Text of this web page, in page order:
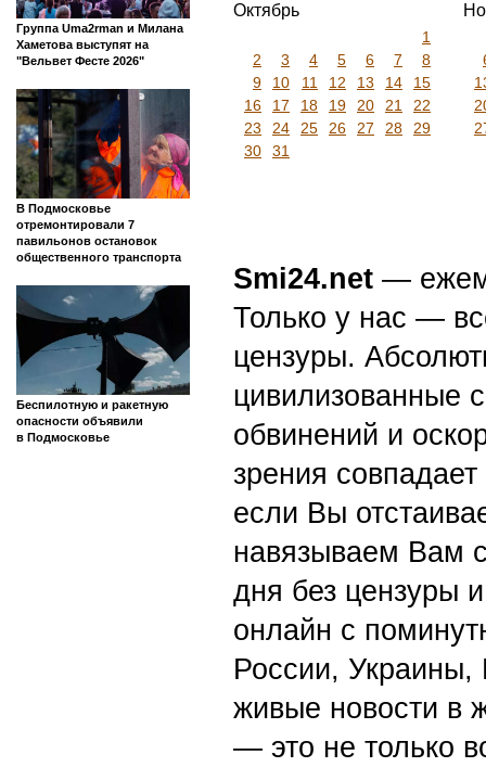
Группа Uma2rman и Милана
Хаметова выступят на
"Вельвет Фесте 2026"
В Подмосковье
отремонтировали 7
павильонов остановок
общественного транспорта
Беспилотную и ракетную
опасности объявили
в Подмосковье
Октябрь
1
2
3 4 5 6 7
8
9
10 11 12 13 14
15
16
17 18 19 20 21
22
23
24 25 26 27 28
29
30
31
Smi24.net —
Только у нас —
цензуры.
цивилизованные
обвинений и
зрения
если Вы
навязываем Вам
дня без цензуры
онлайн с
России,
живые новости в
— это не только